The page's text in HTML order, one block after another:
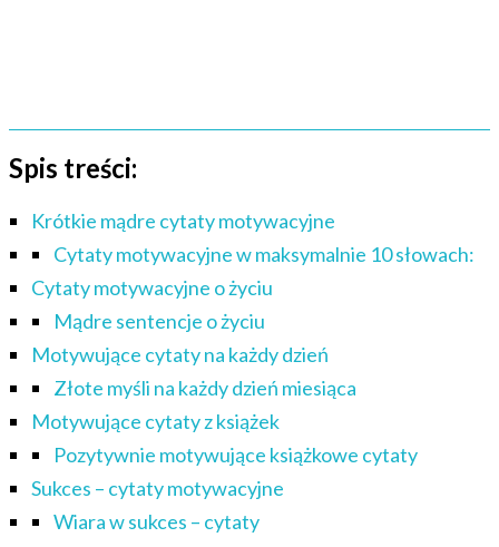
Spis treści:
Krótkie mądre cytaty motywacyjne
Cytaty motywacyjne w maksymalnie 10 słowach:
Cytaty motywacyjne o życiu
Mądre sentencje o życiu
Motywujące cytaty na każdy dzień
Złote myśli na każdy dzień miesiąca
Motywujące cytaty z książek
Pozytywnie motywujące książkowe cytaty
Sukces – cytaty motywacyjne
Wiara w sukces – cytaty